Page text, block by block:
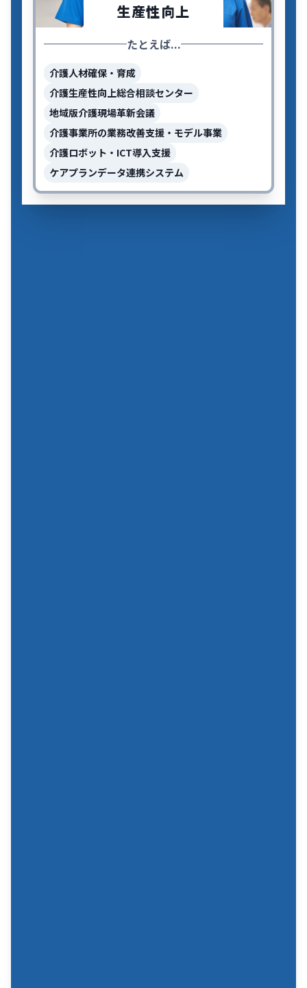
生産性向上
たとえば...
介護人材確保・育成
介護生産性向上総合相談センター
地域版介護現場革新会議
介護事業所の業務改善支援・モデル事業
介護ロボット・ICT導入支援
ケアプランデータ連携システム